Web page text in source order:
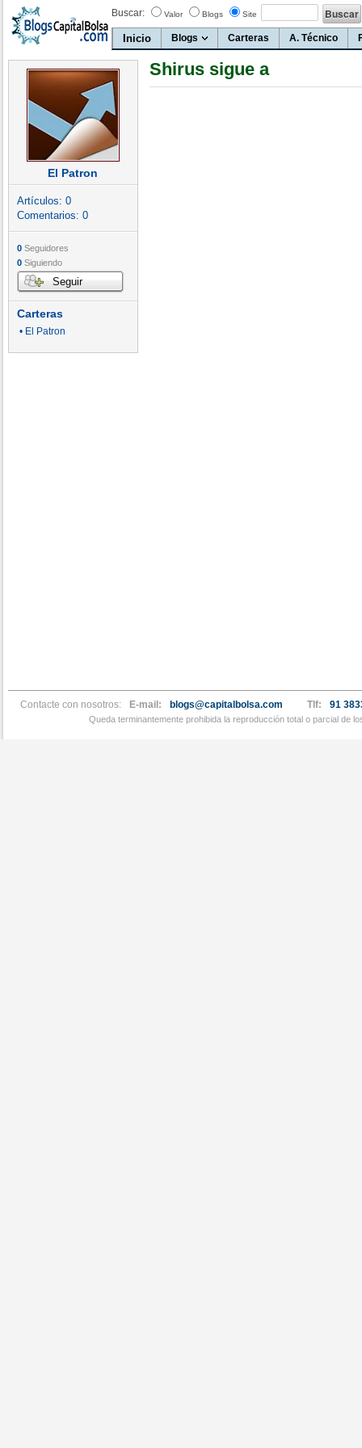
Buscar: Valor Blogs Site
Inicio Blogs Carteras A. Técnico
El Patron
Artículos: 0
Comentarios: 0
0 Seguidores
0 Siguiendo
Seguir
Carteras
• El Patron
Shirus sigue a
Contacte con nosotros: E-mail: blogs@capitalbolsa.com Tlf: 91
Queda terminantemente prohibida la reproducción total o parcial de